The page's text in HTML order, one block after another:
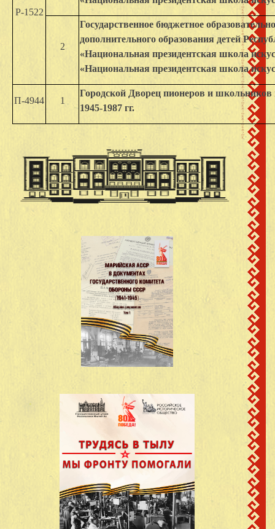
Р-1522
2
Государственное бюджетное
дополнительного образования детей
«Национальная президентская школа
«Национальная президентская школа
П-4944 1
Городской Дворец пионеров и
1945-1987 гг.